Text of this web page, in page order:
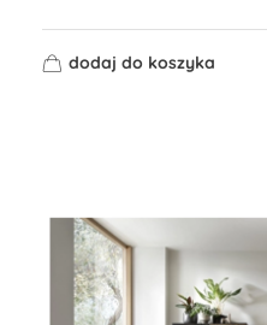
dodaj do koszyka